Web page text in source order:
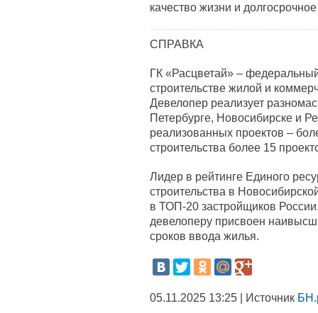
качество жизни и
СПРАВКА
ГК «Расцветай» –
строительстве жилой и
Девелопер реализует
Петербурге, Новосибирске и
реализованных проектов –
строительства более 15
Лидер в рейтинге Единого
строительства в
в ТОП-20 застройщиков
девелоперу присвоен
сроков ввода жилья.
05.11.2025 13:25 | Источник